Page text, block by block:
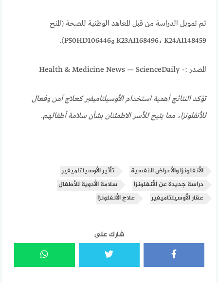
تم تمويل الدراسة من قبل المعاهد الوطنية للصحة (المنح
K23AI168496، K24AI148459 وP50HD106446).
المصدر :- Health & Medicine News — ScienceDaily
تؤكد النتائج أهمية استخدام الأوسيلتاميفير كعلاج آمن وفعال
للأنفلونزا، مما يتيح للأسر الاطمئنان بشأن سلامة أطفالهم.
الأنفلونزا والأعراض النفسية
تأثير الأوسيلتاميفير
دراسة جديدة عن الأنفلونزا
سلامة الأدوية للأطفال
عقار الأوسيلتاميفير
علاج الأنفلونزا
شارك على